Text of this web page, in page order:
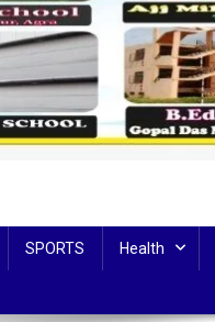
SPORTS Health